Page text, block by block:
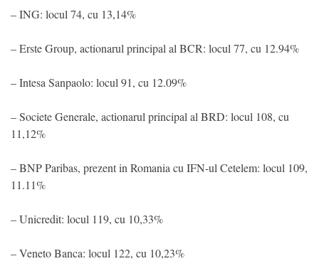
– ING: locul 74, cu 13,14%
– Erste Group, actionarul principal al BCR: locul 77, cu 12.94%
– Intesa Sanpaolo: locul 91, cu 12.09%
– Societe Generale, actionarul principal al BRD: locul 108, cu
11,12%
– BNP Paribas, prezent in Romania cu IFN-ul Cetelem: locul 109,
11.11%
– Unicredit: locul 119, cu 10,33%
– Veneto Banca: locul 122, cu 10,23%